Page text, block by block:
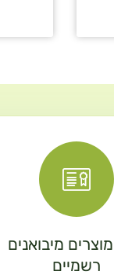
מיבואנים
רשמיים